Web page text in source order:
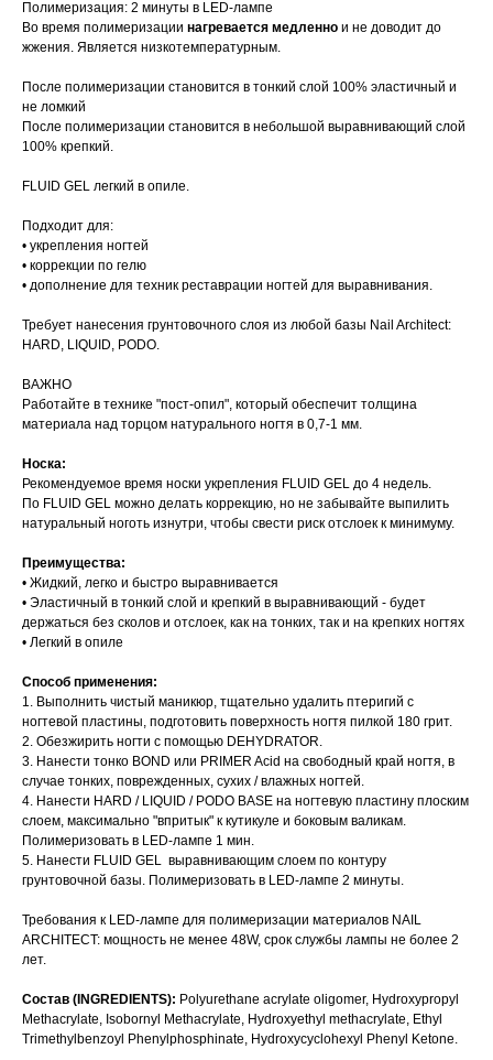
Полимеризация: 2 минуты в LED-лампе
Во время полимеризации нагревается медленно и не доводит до
жжения. Является низкотемпературным.
После полимеризации становится в тонкий слой 100% эластичный и
не ломкий
После полимеризации становится в небольшой выравнивающий слой
100% крепкий.
FLUID GEL легкий в опиле.
Подходит для:
• укрепления ногтей
• коррекции по гелю
• дополнение для техник реставрации ногтей для выравнивания.
Требует нанесения грунтовочного слоя из любой базы Nail Architect:
HARD, LIQUID, PODO.
ВАЖНО
Работайте в технике "пост-опил", который обеспечит толщина
материала над торцом натурального ногтя в 0,7-1 мм.
Носка:
Рекомендуемое время носки укрепления FLUID GEL до 4 недель.
По FLUID GEL можно делать коррекцию, но не забывайте выпилить
натуральный ноготь изнутри, чтобы свести риск отслоек к минимуму.
Преимущества:
• Жидкий, легко и быстро выравнивается
• Эластичный в тонкий слой и крепкий в выравнивающий - будет
держаться без сколов и отслоек, как на тонких, так и на крепких ногтях
• Легкий в опиле
Способ применения:
1. Выполнить чистый маникюр, тщательно удалить птеригий с
ногтевой пластины, подготовить поверхность ногтя пилкой 180 грит.
2. Обезжирить ногти с помощью DEHYDRATOR.
3. Нанести тонко BOND или PRIMER Acid на свободный край ногтя, в
случае тонких, поврежденных, сухих / влажных ногтей.
4. Нанести HARD / LIQUID / PODO BASE на ногтевую пластину плоским
слоем, максимально "впритык" к кутикуле и боковым валикам.
Полимеризовать в LED-лампе 1 мин.
5. Нанести FLUID GEL выравнивающим слоем по контуру
грунтовочной базы. Полимеризовать в LED-лампе 2 минуты.
Требования к LED-лампе для полимеризации материалов NAIL
ARCHITECT: мощность не менее 48W, срок службы лампы не более 2
лет.
Состав (INGREDIENTS): Polyurethane acrylate oligomer, Hydroxypropyl
Methacrylate, Isobornyl Methacrylate, Hydroxyethyl methacrylate, Ethyl
Trimethylbenzoyl Phenylphosphinate, Hydroxycyclohexyl Phenyl Ketone.